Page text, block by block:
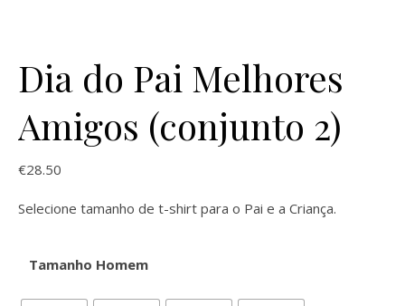
Dia do Pai Melhores
Amigos (conjunto 2)
€28.50
Selecione tamanho de t-shirt para o Pai e a Criança.
Tamanho Homem